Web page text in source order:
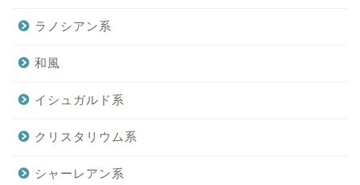
ラノシアン系
和風
イシュガルド系
クリスタリウム系
シャーレアン系